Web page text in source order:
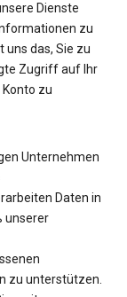
Dienste
zu
das, Sie zu
Zugriff auf Ihr
zu
Unternehmen
Daten in
unserer
zu unterstützen.